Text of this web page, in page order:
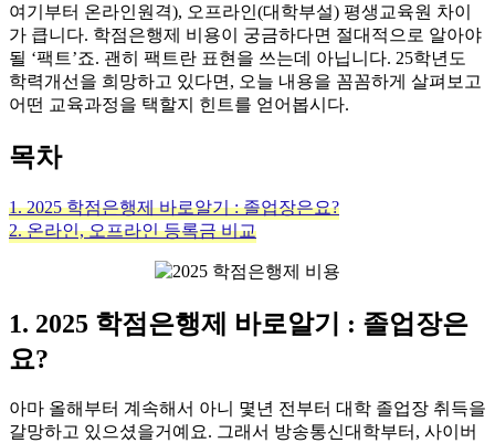
​여기부터 온라인원격), 오프라인(대학부설) 평생교육원 차이
가 큽니다. 학점은행제 비용이 궁금하다면 절대적으로 알아야
될 ‘팩트’죠. 괜히 팩트란 표현을 쓰는데 아닙니다. 25학년도
학력개선을 희망하고 있다면, 오늘 내용을 꼼꼼하게 살펴보고
어떤 교육과정을 택할지 힌트를 얻어봅시다.
목차
1. 2025 학점은행제 바로알기 : 졸업장은요?
2. 온라인, 오프라인 등록금 비교
1. 2025 학점은행제 바로알기 : 졸업장은
요?
아마 올해부터 계속해서 아니 몇년 전부터 대학 졸업장 취득을
갈망하고 있으셨을거예요. 그래서 방송통신대학부터, 사이버